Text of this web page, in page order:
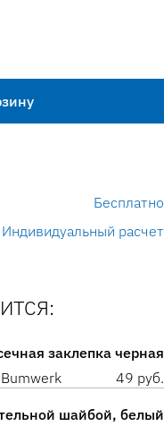
Бесплатно
Индивидуальный расчет
заклепка черная
49 руб.
шайбой, белый